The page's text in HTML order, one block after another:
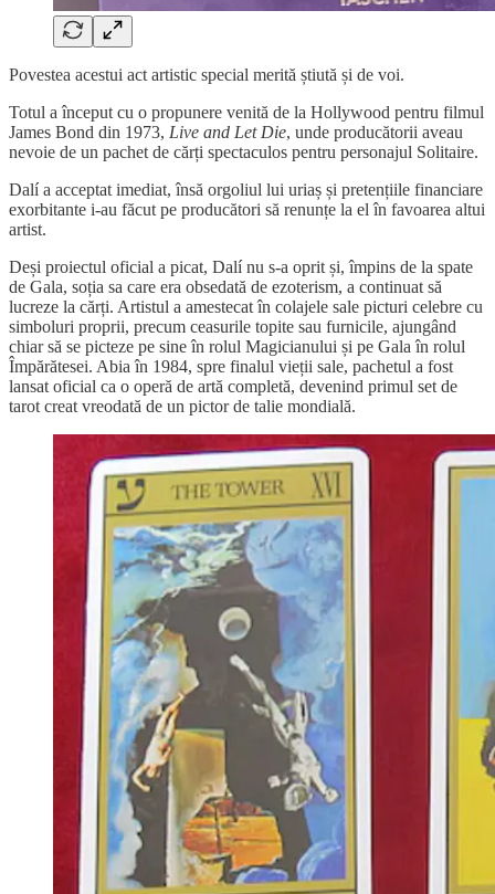
Povestea acestui act artistic special merită știută și de voi.
Totul a început cu o propunere venită de la Hollywood pentru filmul
James Bond din 1973, Live and Let Die, unde producătorii aveau
nevoie de un pachet de cărți spectaculos pentru personajul Solitaire.
Dalí a acceptat imediat, însă orgoliul lui uriaș și pretențiile financiare
exorbitante i-au făcut pe producători să renunțe la el în favoarea altui
artist.
Deși proiectul oficial a picat, Dalí nu s-a oprit și, împins de la spate
de Gala, soția sa care era obsedată de ezoterism, a continuat să
lucreze la cărți. Artistul a amestecat în colajele sale picturi celebre cu
simboluri proprii, precum ceasurile topite sau furnicile, ajungând
chiar să se picteze pe sine în rolul Magicianului și pe Gala în rolul
Împărătesei. Abia în 1984, spre finalul vieții sale, pachetul a fost
lansat oficial ca o operă de artă completă, devenind primul set de
tarot creat vreodată de un pictor de talie mondială.